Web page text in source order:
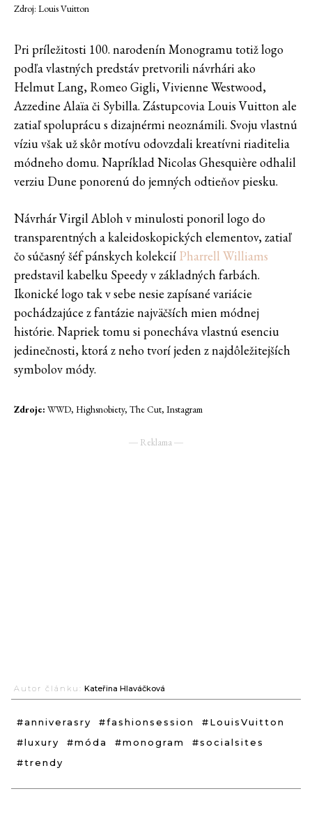
Zdroj: Louis Vuitton
Pri príležitosti 100. narodenín Monogramu totiž logo
podľa vlastných predstáv pretvorili návrhári ako
Helmut Lang, Romeo Gigli, Vivienne Westwood,
Azzedine Alaïa či Sybilla. Zástupcovia Louis Vuitton ale
zatiaľ spoluprácu s dizajnérmi neoznámili. Svoju vlastnú
víziu však už skôr motívu odovzdali kreatívni riaditelia
módneho domu. Napríklad Nicolas Ghesquière odhalil
verziu Dune ponorenú do jemných odtieňov piesku.
Návrhár Virgil Abloh v minulosti ponoril logo do
transparentných a kaleidoskopických elementov, zatiaľ
čo súčasný šéf pánskych kolekcií Pharrell Williams
predstavil kabelku Speedy v základných farbách.
Ikonické logo tak v sebe nesie zapísané variácie
pochádzajúce z fantázie najväčších mien módnej
histórie. Napriek tomu si ponecháva vlastnú esenciu
jedinečnosti, ktorá z neho tvorí jeden z najdôležitejších
symbolov módy.
Zdroje: WWD, Highsnobiety, The Cut, Instagram
― Reklama ―
Autor článku: Kateřina Hlaváčková
#anniverasry #fashionsession
#LouisVuitton
#luxury
#móda #monogram
#socialsites
#trendy